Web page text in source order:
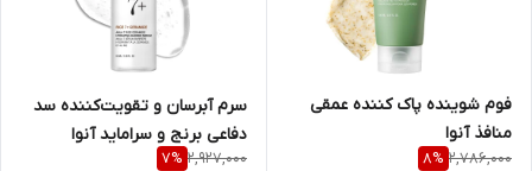
فوم شوینده پاک کننده عمقی
منافذ آنوا
2,786,000
8%
سرم آبرسان و تقویت‌کننده سد
دفاعی برنج و سراماید آنوا
2,927,000
7%